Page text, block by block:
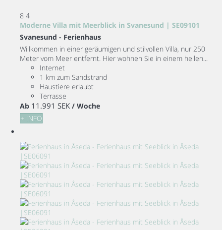
8 4
Moderne Villa mit Meerblick in Svanesund | SE09101
Svanesund - Ferienhaus
Willkommen in einer geräumigen und stilvollen Villa, nur 250
Meter vom Meer entfernt. Hier wohnen Sie in einem hellen...
Internet
1 km zum Sandstrand
Haustiere erlaubt
Terrasse
Ab 11.991 SEK / Woche
+ INFO